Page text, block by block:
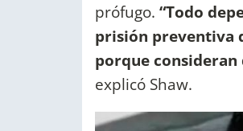
prófugo. “Todo
prisión preventiva
porque consideran
explicó Shaw.